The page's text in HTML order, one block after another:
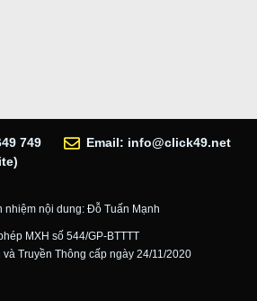
749
Email: info@click49.net
nhiệm nội dung: Đỗ Tuấn Mạnh
MXH số 544/GP-BTTTT
và Truyền Thông cấp ngày 24/11/2020